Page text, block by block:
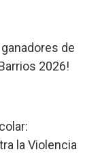
de
2026!
la Violencia